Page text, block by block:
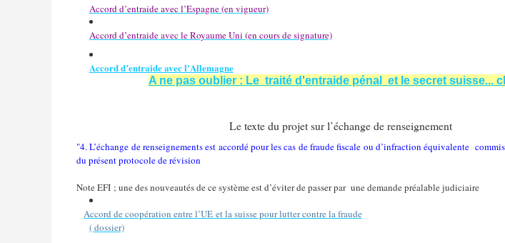
Accord d’entraide avec l’Espagne (en vigueur)
Accord d’entraide avec le Royaume Uni (en cours de signature)
Accord d’entraide avec l'Allemagne
A ne pas oublier : Le traité d'entraide pénal et le secret suisse...
Le texte du projet sur l’échange de renseignement
"4. L’échange de renseignements est accordé pour les cas de fraude fiscale ou d’infraction équivalente
du présent protocole de révision
Note EFI ; une des nouveautés de ce système est d’éviter de passer par une demande préalable judiciaire
Accord de coopération entre l’UE et la suisse pour lutter contre la fraude
( dossier)